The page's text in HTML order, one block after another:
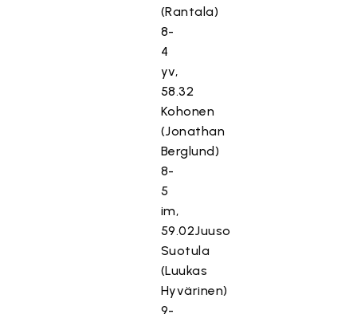
(Rantala)
8-
4
yv,
58.32
Kohonen
(Jonathan
Berglund)
8-
5
im,
59.02Juuso
Suotula
(Luukas
Hyvärinen)
9-